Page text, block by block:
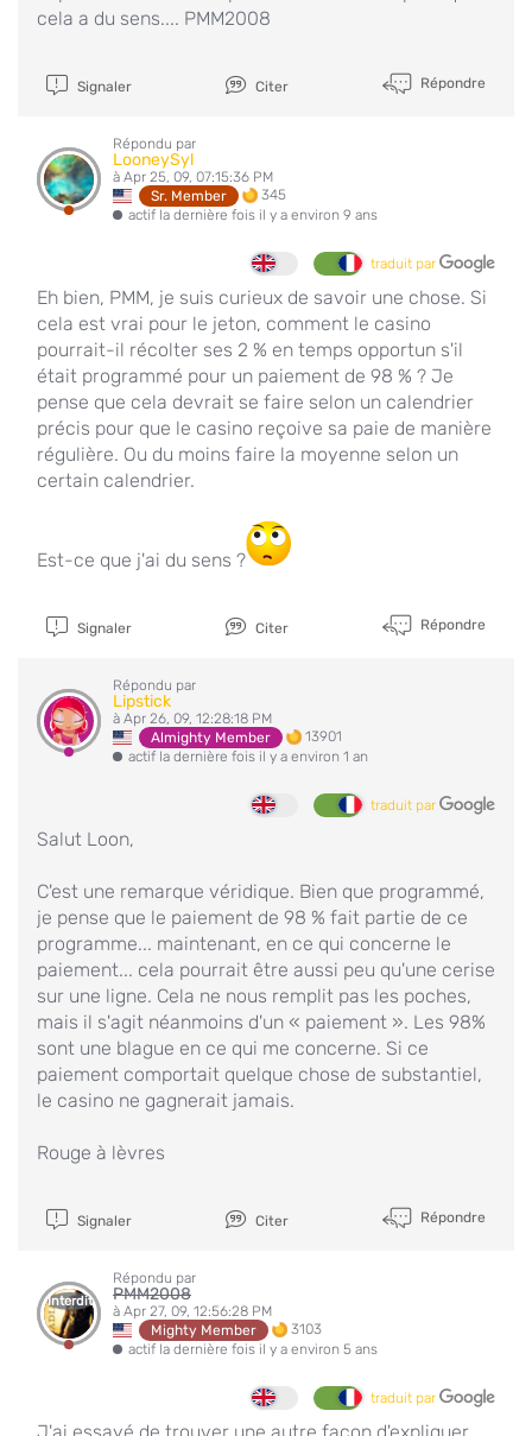
cela a du sens.... PMM2008
Signaler Citer Répondre
Répondu par
LooneySyl
à Apr 25, 09, 07:15:36 PM
Sr. Member
345
actif la dernière fois il y a environ 9 ans
traduit par
Eh bien, PMM, je suis curieux de savoir une chose. Si
cela est vrai pour le jeton, comment le casino
pourrait-il récolter ses 2 % en temps opportun s'il
était programmé pour un paiement de 98 % ? Je
pense que cela devrait se faire selon un calendrier
précis pour que le casino reçoive sa paie de manière
régulière. Ou du moins faire la moyenne selon un
certain calendrier.
Est-ce que j'ai du sens ?
Signaler Citer Répondre
Répondu par
Lipstick
à Apr 26, 09, 12:28:18 PM
Almighty Member
13901
actif la dernière fois il y a environ 1 an
traduit par
Salut Loon,
C'est une remarque véridique. Bien que programmé,
je pense que le paiement de 98 % fait partie de ce
programme... maintenant, en ce qui concerne le
paiement... cela pourrait être aussi peu qu'une cerise
sur une ligne. Cela ne nous remplit pas les poches,
mais il s'agit néanmoins d'un « paiement ». Les 98%
sont une blague en ce qui me concerne. Si ce
paiement comportait quelque chose de substantiel,
le casino ne gagnerait jamais.
Rouge à lèvres
Signaler Citer Répondre
Interdit
Répondu par
PMM2008
à Apr 27, 09, 12:56:28 PM
Mighty Member
3103
actif la dernière fois il y a environ 5 ans
traduit par